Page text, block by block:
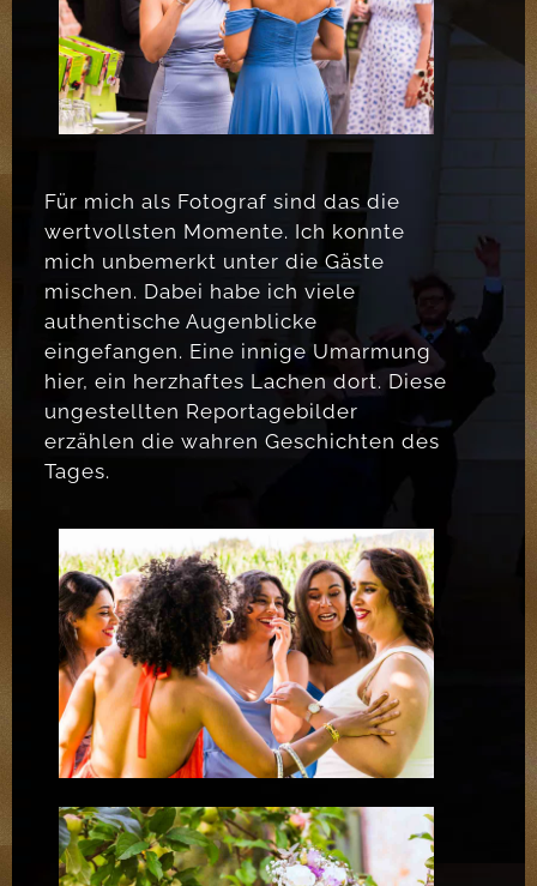
Für mich als Fotograf sind das die
wertvollsten Momente. Ich konnte
mich unbemerkt unter die Gäste
mischen. Dabei habe ich viele
authentische Augenblicke
eingefangen. Eine innige Umarmung
hier, ein herzhaftes Lachen dort. Diese
ungestellten Reportagebilder
erzählen die wahren Geschichten des
Tages.